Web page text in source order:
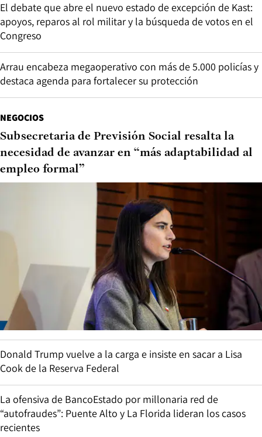
El debate que abre el nuevo estado de excepción de Kast:
apoyos, reparos al rol militar y la búsqueda de votos en el
Congreso
Arrau encabeza megaoperativo con más de 5.000 policías y
destaca agenda para fortalecer su protección
NEGOCIOS
Subsecretaria de Previsión Social resalta la
necesidad de avanzar en “más adaptabilidad al
empleo formal”
Donald Trump vuelve a la carga e insiste en sacar a Lisa
Cook de la Reserva Federal
La ofensiva de BancoEstado por millonaria red de
“autofraudes”: Puente Alto y La Florida lideran los casos
recientes